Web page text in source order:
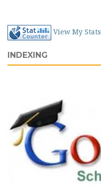
View My Stats
INDEXING